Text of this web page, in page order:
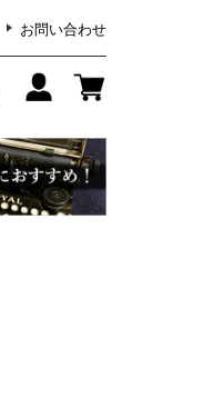
お問い合わせ